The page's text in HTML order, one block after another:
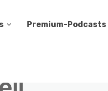
Premium-Podcasts